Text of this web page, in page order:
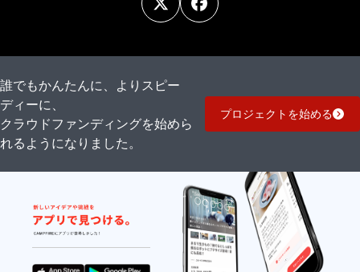
誰でもかんたんに、よりスピー
ディーに、
クラウドファンディングを始めら
れるようになりました。
プロジェクトを始める